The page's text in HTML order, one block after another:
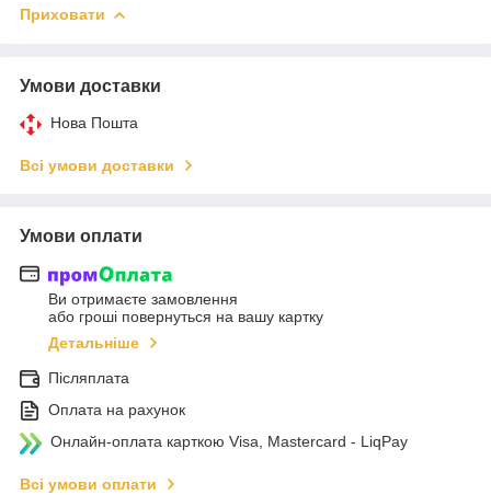
Приховати
Умови доставки
Нова Пошта
Всі умови доставки
Умови оплати
Ви отримаєте замовлення
або гроші повернуться на вашу картку
Детальніше
Післяплата
Оплата на рахунок
Онлайн-оплата карткою Visa, Mastercard - LiqPay
Всі умови оплати